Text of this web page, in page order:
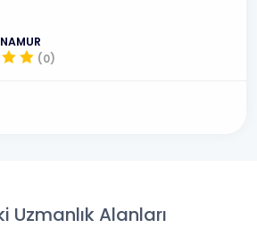
(0)
Uzmanlık Alanları